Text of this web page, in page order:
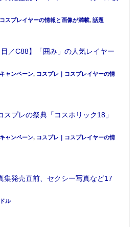
スプレイヤーの情報と画像が満載, 話題
目／C88】「囲み」の人気レイヤー
ャンペーン, コスプレ｜コスプレイヤーの情
スプレの祭典「コスホリック18」
ャンペーン, コスプレ｜コスプレイヤーの情
集発売直前、セクシー写真など17
ル